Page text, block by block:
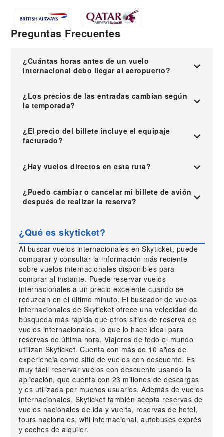
Preguntas Frecuentes
¿Cuántas horas antes de un vuelo
internacional debo llegar al aeropuerto?
¿Los precios de las entradas cambian según
la temporada?
¿El precio del billete incluye el equipaje
facturado?
¿Hay vuelos directos en esta ruta?
¿Puedo cambiar o cancelar mi billete de avión
después de realizar la reserva?
¿Qué es skyticket?
Al buscar vuelos internacionales en Skyticket, puede
comparar y consultar la información más reciente
sobre vuelos internacionales disponibles para
comprar al instante. Puede reservar vuelos
internacionales a un precio excelente cuando se
reduzcan en el último minuto. El buscador de vuelos
internacionales de Skyticket ofrece una velocidad de
búsqueda más rápida que otros sitios de reserva de
vuelos internacionales, lo que lo hace ideal para
reservas de última hora. Viajeros de todo el mundo
utilizan Skyticket. Cuenta con más de 10 años de
experiencia como sitio de vuelos con descuento. Es
muy fácil reservar vuelos con descuento usando la
aplicación, que cuenta con 23 millones de descargas
y es utilizada por muchos usuarios. Además de vuelos
internacionales, Skyticket también acepta reservas de
vuelos nacionales de ida y vuelta, reservas de hotel,
tours nacionales, wifi internacional, autobuses exprés
y coches de alquiler.